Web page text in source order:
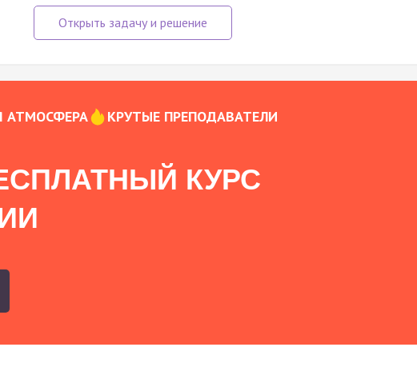
АТМОСФЕРА КРУТЫЕ ПРЕПОДАВАТЕЛИ
КУРС